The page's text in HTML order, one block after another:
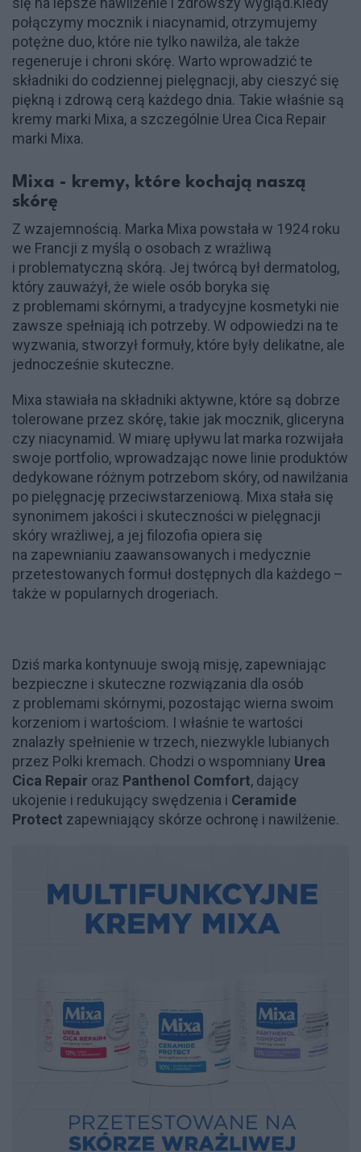
połączymy mocznik i niacynamid, otrzymujemy
potężne duo, które nie tylko nawilża, ale także
regeneruje i chroni skórę. Warto wprowadzić te
składniki do codziennej pielęgnacji, aby cieszyć się
piękną i zdrową cerą każdego dnia. Takie właśnie są
kremy marki Mixa, a szczególnie Urea Cica Repair
marki Mixa.
Mixa - kremy, które kochają naszą
skórę
Z wzajemnością. Marka Mixa powstała w 1924 roku
we Francji z myślą o osobach z wrażliwą
i problematyczną skórą. Jej twórcą był dermatolog,
który zauważył, że wiele osób boryka się
z problemami skórnymi, a tradycyjne kosmetyki nie
zawsze spełniają ich potrzeby. W odpowiedzi na te
wyzwania, stworzył formuły, które były delikatne, ale
jednocześnie skuteczne.
Mixa stawiała na składniki aktywne, które są dobrze
tolerowane przez skórę, takie jak mocznik, gliceryna
czy niacynamid. W miarę upływu lat marka rozwijała
swoje portfolio, wprowadzając nowe linie produktów
dedykowane różnym potrzebom skóry, od nawilżania
po pielęgnację przeciwstarzeniową. Mixa stała się
synonimem jakości i skuteczności w pielęgnacji
skóry wrażliwej, a jej filozofia opiera się
na zapewnianiu zaawansowanych i medycznie
przetestowanych formuł dostępnych dla każdego –
także w popularnych drogeriach.
Dziś marka kontynuuje swoją misję, zapewniając
bezpieczne i skuteczne rozwiązania dla osób
z problemami skórnymi, pozostając wierna swoim
korzeniom i wartościom. I właśnie te wartości
znalazły spełnienie w trzech, niezwykle lubianych
przez Polki kremach. Chodzi o wspomniany Urea
Cica Repair oraz Panthenol Comfort, dający
ukojenie i redukujący swędzenia i Ceramide
Protect zapewniający skórze ochronę i nawilżenie.